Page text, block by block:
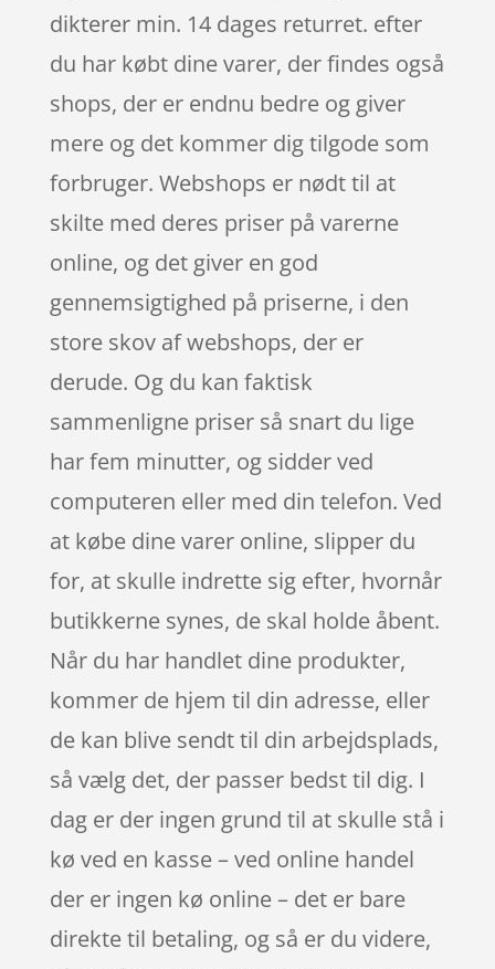
dikterer min. 14 dages returret. efter
du har købt dine varer, der findes også
shops, der er endnu bedre og giver
mere og det kommer dig tilgode som
forbruger. Webshops er nødt til at
skilte med deres priser på varerne
online, og det giver en god
gennemsigtighed på priserne, i den
store skov af webshops, der er
derude. Og du kan faktisk
sammenligne priser så snart du lige
har fem minutter, og sidder ved
computeren eller med din telefon. Ved
at købe dine varer online, slipper du
for, at skulle indrette sig efter, hvornår
butikkerne synes, de skal holde åbent.
Når du har handlet dine produkter,
kommer de hjem til din adresse, eller
de kan blive sendt til din arbejdsplads,
så vælg det, der passer bedst til dig. I
dag er der ingen grund til at skulle stå i
kø ved en kasse – ved online handel
der er ingen kø online – det er bare
direkte til betaling, og så er du videre,